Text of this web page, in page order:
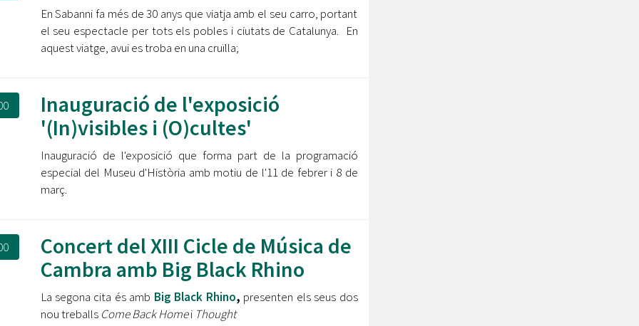
En Sabanni fa més de 30 anys que viatja amb el seu carro, portant
el seu espectacle per tots els pobles i ciutats de Catalunya. En
aquest viatge, avui es troba en una cruïlla;
Inauguració de l'exposició
'(In)visibles i (O)cultes'
Inauguració de l'exposició que forma part de la programació
especial del Museu d'Història amb motiu de l'11 de febrer i 8 de
març.
Concert del XIII Cicle de Música de
Cambra amb Big Black Rhino
La segona cita és amb Big Black Rhino, presenten els seus dos
nou treballs Come Back Homei Thought